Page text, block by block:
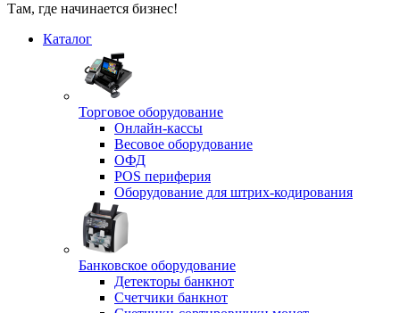
Там, где начинается бизнес!
Каталог
Торговое оборудование
Онлайн-кассы
Весовое оборудование
ОФД
POS периферия
Оборудование для штрих-кодирования
Банковское оборудование
Детекторы банкнот
Счетчики банкнот